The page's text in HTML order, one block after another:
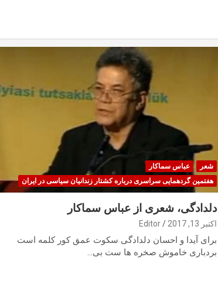
شعر
عباس سماکار
هفتمین گردهمایی سراسری درباره کشتار زندانیان سیاسی در ایران
دلدادگی، شعری از عباس سماکار
اکتبر 13, 2017 Editor
برای آیدا و احسان دلدادگی سکوت عمق کور کلمه است
بردباری خاموش صخره ها ست بی…